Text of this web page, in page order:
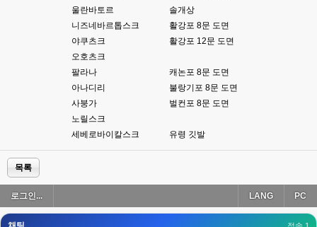
울란바토르
솔개상
니즈네바르톱스크
활강포 8문 도면
야쿠츠크
활강포 12문 도면
오호츠크
팔라나
캐논포 8문 도면
아나디리
불랑기포 8문 도면
사붕가
벌컨포 8문 도면
노릴스크
세베로바이칼스크
유령 깃발
목록
로그인... PC
LANG
ㅋㅋㅋㅋㅋㅋㅋㅋ
이게 db 접속자수로 잡는형태로 해서 그런가 ;;
밑에 일반웹게임이 더있었네요
아 이제 2로 돌아왔군요
esils 00:19
다 펼쳐두면 너무길어서 ..
esils 00:19
모바일로 보는데도 좀 불편하더라구요